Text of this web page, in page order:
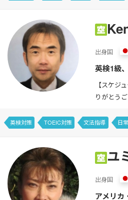
出身国
英検1級
格試験
【スケジ
りがとう
英検対策 TOEIC対策 文法指導 日
ユ
出身国
アメリカ